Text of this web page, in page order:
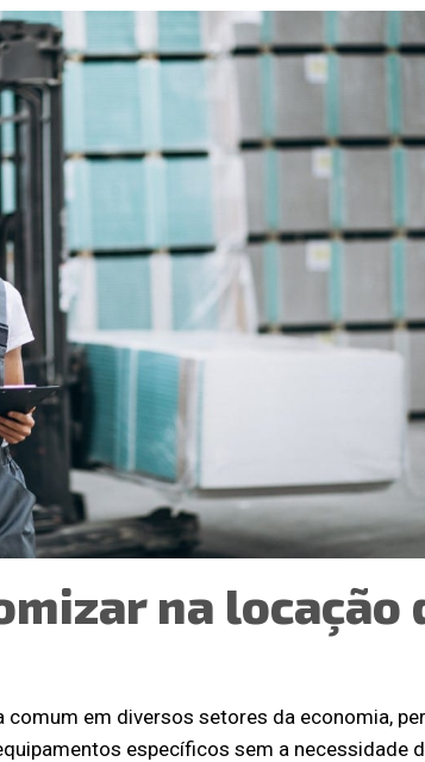
na locação
em diversos setores da economia,
específicos sem a necessidade
De Oliveira - Ld, 2211 - Sala
de Curitiba, Curitiba - PR,